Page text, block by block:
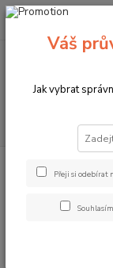
+420774877333
Kategorie blogu
Detektory
Váš
Jak vybrat
Přeji si odebírat